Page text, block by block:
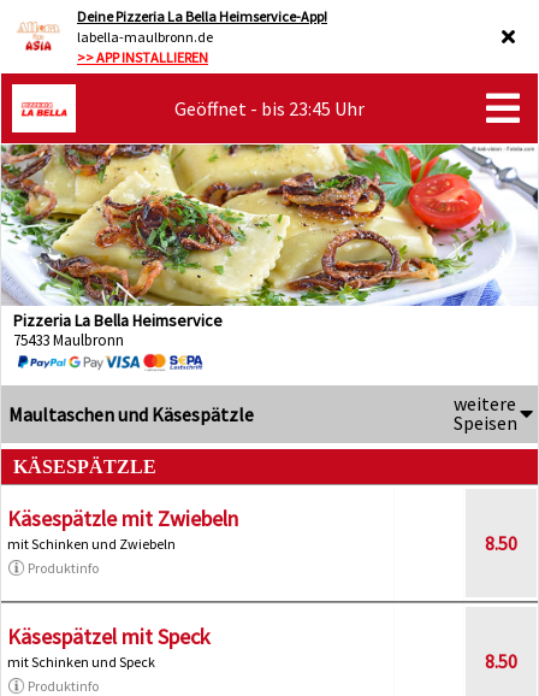
Deine Pizzeria La Bella Heimservice-App!
labella-maulbronn.de
>> APP INSTALLIEREN
Geöffnet - bis 23:45 Uhr
Pizzeria La Bella Heimservice
75433 Maulbronn
Maultaschen und Käsespätzle
weitere
Speisen
KÄSESPÄTZLE
Käsespätzle mit Zwiebeln
mit Schinken und Zwiebeln
Produktinfo
8.50
Käsespätzel mit Speck
mit Schinken und Speck
Produktinfo
8.50